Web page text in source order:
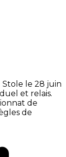
le 28 juin
et relais.
de
de